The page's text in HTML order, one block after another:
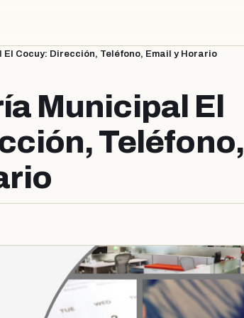
Cocuy: Dirección, Teléfono, Email y Horario
Municipal El
Teléfono,